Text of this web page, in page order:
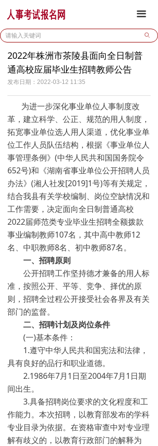
ꄙ
끀
首页
报名通道
公开招考
校园招聘
政策法规
业务合作
2022年株洲市茶陵县面向全日制普
通高校应届毕业生招聘教师公告
发布日期： 2022-03-12 11:35
为进一步深化事业单位人事制度改
革，建立科学、公正、规范的用人制度，
拓宽事业单位选人用人渠道，优化事业单
位工作人员队伍结构，根据《事业单位人
事管理条例》(中华人民共和国国务院令
652号)和《湖南省事业单位公开招聘人员
办法》(湘人社发[2019]1号)等有关规定，
结合我县有关学校编制、岗位空缺情况和
工作需要，决定面向全日制普通高校
2022届师范类专业毕业生招聘全额拨款
事业编制教师107名，其中高中教师12
名、中职教师8名、初中教师87名。
一、招聘原则
公开招聘工作坚持德才兼备的用人标
准，按照公开、平等、竞争、择优的原
则，招聘全过程公开接受社会各界及有关
部门的监督。
二、招聘计划及岗位条件
(一)基本条件：
1.遵守中华人民共和国宪法和法律，
具有良好的品行和职业道德。
2.1986年7月1日至2004年7月1日期
间出生。
3.具备招聘岗位要求的文化程度和工
作能力。本次招聘，以教育部发布的学科
专业目录为依据。在资格审查中对专业理
解有歧义的，以教育行政部门的解释为